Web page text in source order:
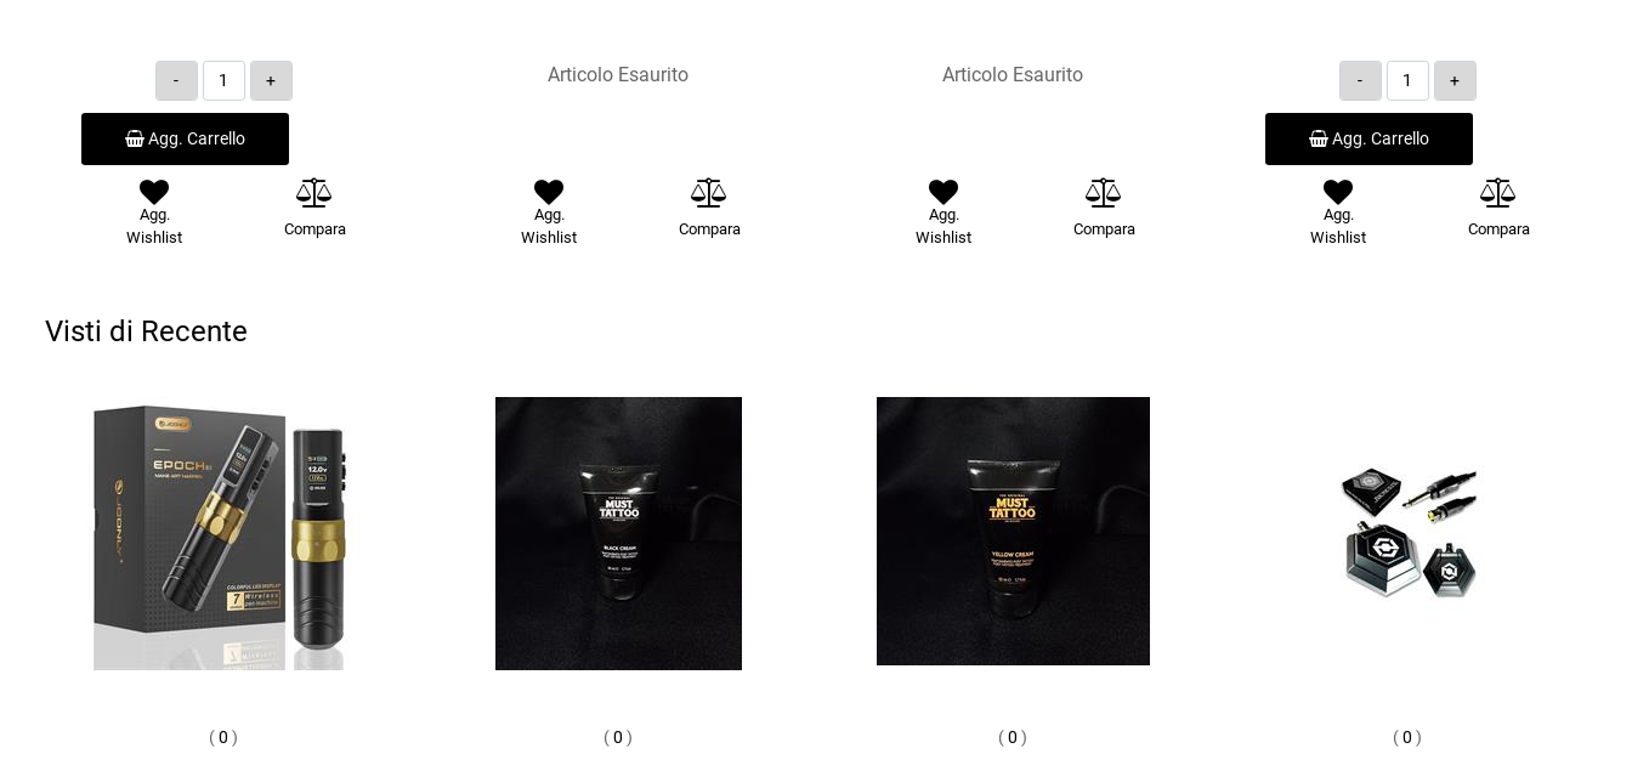
Quantità
Agg. Carrello
Agg.
Wishlist
Compara
Articolo Esaurito
Agg.
Wishlist
Compara
Articolo Esaurito
Agg.
Wishlist
Compara
Quantità
Agg. Carrello
Agg.
Wishlist
Compara
Visti di Recente
(0 ) (0 ) (0 ) (0 )